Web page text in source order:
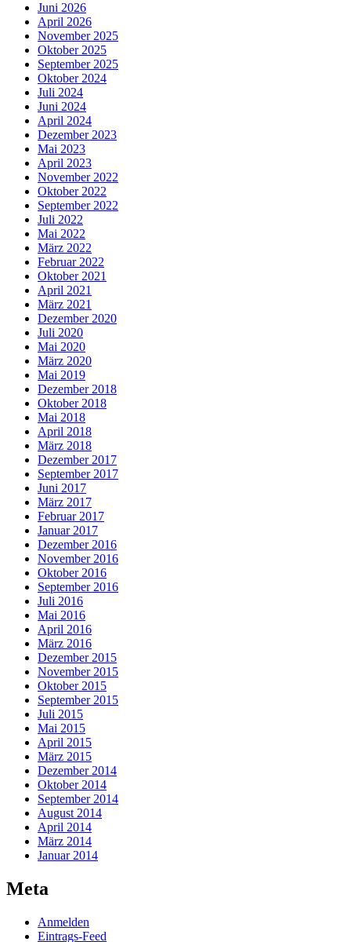
Juni 2026
April 2026
November 2025
Oktober 2025
September 2025
Oktober 2024
Juli 2024
Juni 2024
April 2024
Dezember 2023
Mai 2023
April 2023
November 2022
Oktober 2022
September 2022
Juli 2022
Mai 2022
März 2022
Februar 2022
Oktober 2021
April 2021
März 2021
Dezember 2020
Juli 2020
Mai 2020
März 2020
Mai 2019
Dezember 2018
Oktober 2018
Mai 2018
April 2018
März 2018
Dezember 2017
September 2017
Juni 2017
März 2017
Februar 2017
Januar 2017
Dezember 2016
November 2016
Oktober 2016
September 2016
Juli 2016
Mai 2016
April 2016
März 2016
Dezember 2015
November 2015
Oktober 2015
September 2015
Juli 2015
Mai 2015
April 2015
März 2015
Dezember 2014
Oktober 2014
September 2014
August 2014
April 2014
März 2014
Januar 2014
Meta
Anmelden
Eintrags-Feed